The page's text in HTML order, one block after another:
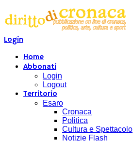
Login
Home
Abbonati
Login
Logout
Territorio
Esaro
Cronaca
Politica
Cultura e Spettacolo
Notizie Flash